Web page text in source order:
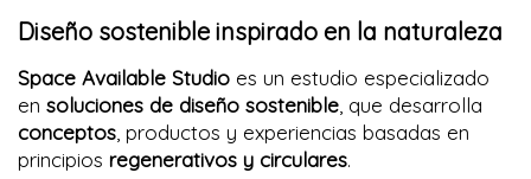
Diseño sostenible inspirado en la naturaleza
Space Available Studio es un estudio especializado
en soluciones de diseño sostenible , que desarrolla
conceptos , productos y experiencias basadas en
principios regenerativos y circulares.